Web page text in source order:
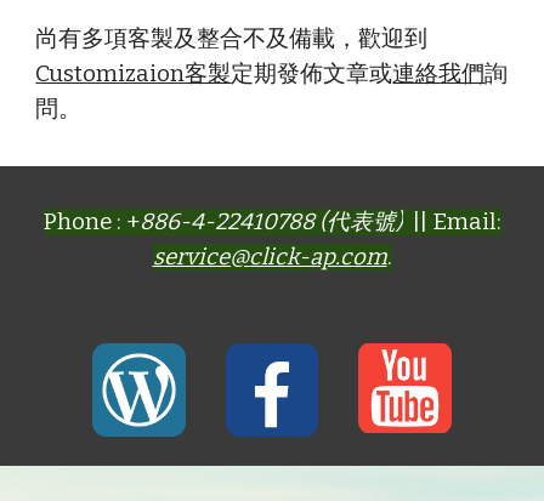
尚有多項客製及整合不及備載，歡迎到
Customizaion客製定期發佈文章或連絡我們詢
問。
Phone : +886-4-22410788 (代表號)|| Email:
service@click-ap.com.